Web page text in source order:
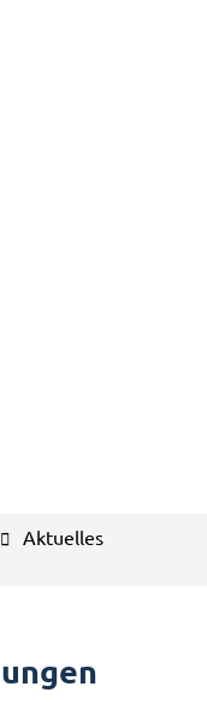
Aktuelles